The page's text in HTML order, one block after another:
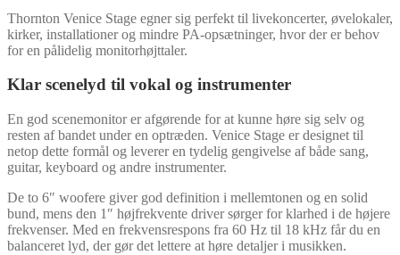
Thornton Venice Stage egner sig perfekt til livekoncerter, øvelokaler,
kirker, installationer og mindre PA-opsætninger, hvor der er behov
for en pålidelig monitorhøjttaler.
Klar scenelyd til vokal og instrumenter
En god scenemonitor er afgørende for at kunne høre sig selv og
resten af bandet under en optræden. Venice Stage er designet til
netop dette formål og leverer en tydelig gengivelse af både sang,
guitar, keyboard og andre instrumenter.
De to 6″ woofere giver god definition i mellemtonen og en solid
bund, mens den 1″ højfrekvente driver sørger for klarhed i de højere
frekvenser. Med en frekvensrespons fra 60 Hz til 18 kHz får du en
balanceret lyd, der gør det lettere at høre detaljer i musikken.